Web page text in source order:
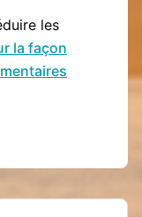
les
la façon